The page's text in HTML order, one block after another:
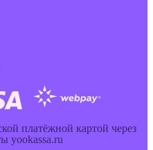
платёжной картой через
yookassa.ru